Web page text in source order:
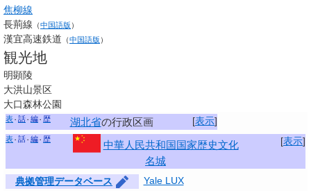
焦柳線
長荊線 （中国語版 ）
漢宜高速鉄道 （中国語版 ）
観光地
明顕陵
大洪山景区
大口森林公園
[表示]
表 話 編 歴 湖北省の行政区画
[表示]
表 話 編 歴
中華人民共和国国家歴史文化
名城
典拠管理データベース Yale LUX